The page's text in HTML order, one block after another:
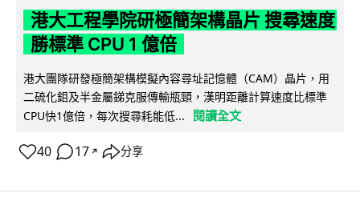
港大工程學院研極簡架構晶片 搜尋速度
勝標準 CPU 1 億倍
港大團隊研發極簡架構模擬內容尋址記憶體（CAM）晶片，用
二硫化鉬及半金屬銻克服傳輸瓶頸，漢明距離計算速度比標準
CPU快1億倍，每次搜尋耗能低...
閱讀全文
40 17 ↗ 分享